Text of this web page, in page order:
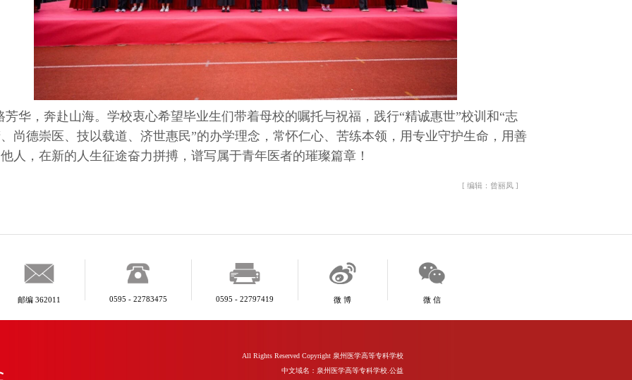
芳华，奔赴山海。学校衷心希望毕业生们带着母校的嘱托与祝福，践行“精诚惠世”校训和“志
尚德崇医、技以载道、济世惠民”的办学理念，常怀仁心、苦练本领，用专业守护生命，用善
人，在新的人生征途奋力拼搏，谱写属于青年医者的璀璨篇章！
[ 编辑：曾丽凤 ]
邮编 362011 0595 - 22783475 0595 - 22797419 微 博 微 信
All Rights Reserved Copyright 泉州医学高等专科学校
中文域名：泉州医学高等专科学校.公益